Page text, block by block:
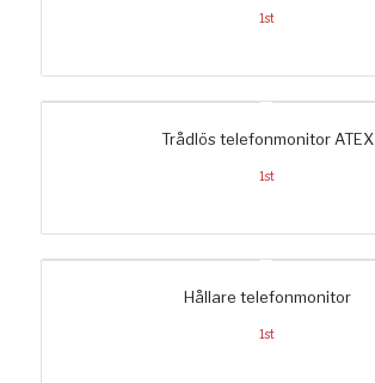
1st
Trådlös telefonmonitor ATEX
1st
Hållare telefonmonitor
1st